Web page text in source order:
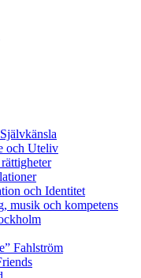
och Uteliv
och Identitet
musik och kompetens
Fahlström